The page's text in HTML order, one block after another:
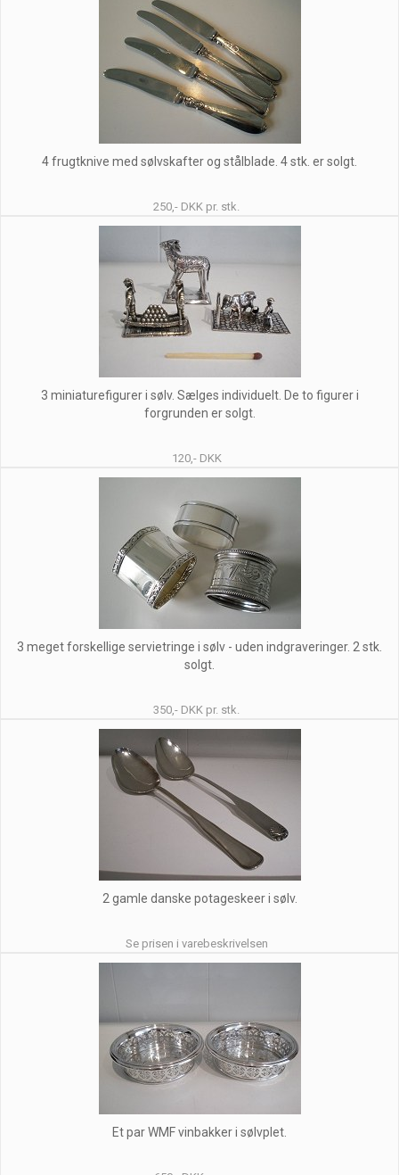
4 frugtknive med sølvskafter og stålblade. 4 stk. er solgt.
250,- DKK pr. stk.
3 miniaturefigurer i sølv. Sælges individuelt. De to figurer i
forgrunden er solgt.
120,- DKK
3 meget forskellige servietringe i sølv - uden indgraveringer. 2 stk.
solgt.
350,- DKK pr. stk.
2 gamle danske potageskeer i sølv.
Se prisen i varebeskrivelsen
Et par WMF vinbakker i sølvplet.